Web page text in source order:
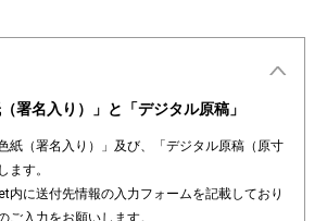
署名入り）」と「デジタル原稿」
紙（署名入り）」及び、「デジタル原稿（原寸
ます。
内に送付先情報の入力フォームを記載しており
ご入力をお願いします。